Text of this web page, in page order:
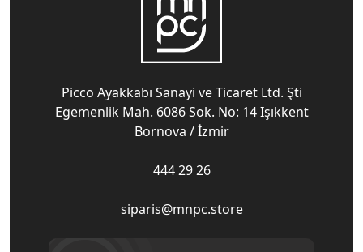
Picco Ayakkabı Sanayi ve Ticaret Ltd. Şti
Egemenlik Mah. 6086 Sok. No: 14 Işıkkent
Bornova / İzmir
444 29 26
siparis@mnpc.store